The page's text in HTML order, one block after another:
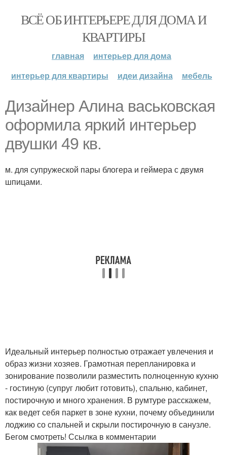
ВСЁ ОБ ИНТЕРЬЕРЕ ДЛЯ ДОМА И
КВАРТИРЫ
главная
интерьер для дома
интерьер для квартиры
идеи дизайна мебель
Дизайнер Алина васьковская
оформила яркий интерьер
двушки 49 кв.
м. для супружеской пары блогера и геймера с двумя
шпицами.
Идеальный интерьер полностью отражает увлечения и
образ жизни хозяев. Грамотная перепланировка и
зонирование позволили разместить полноценную кухню
- гостиную (супруг любит готовить), спальню, кабинет,
постирочную и много хранения. В румтуре расскажем,
как ведет себя паркет в зоне кухни, почему объединили
лоджию со спальней и скрыли постирочную в санузле.
Бегом смотреть! Ссылка в комментарии